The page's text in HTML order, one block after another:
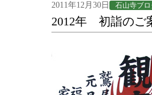
2011年12月30日 石山寺ブ
2012年 初詣のご